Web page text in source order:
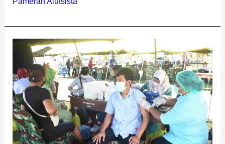
Sambut
Ke-
5,
Kodam
Kasuari
Gelar
Vaksinasi